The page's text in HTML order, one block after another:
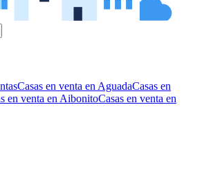
Casas en venta en AguadaCasas en
en venta en AibonitoCasas en venta en